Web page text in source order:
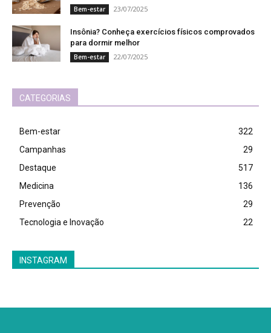
Bem-estar 23/07/2025
Insônia? Conheça exercícios físicos comprovados
para dormir melhor
Bem-estar 22/07/2025
CATEGORIAS
Bem-estar
322
Campanhas
29
Destaque
517
Medicina
136
Prevenção
29
Tecnologia e Inovação
22
INSTAGRAM